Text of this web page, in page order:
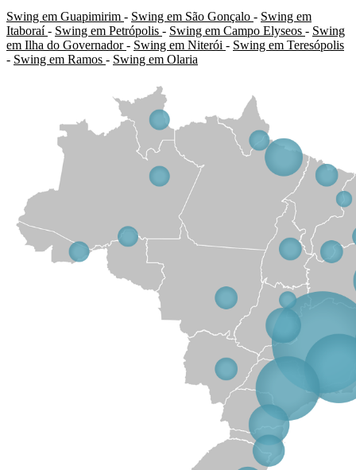
Swing em Guapimirim - Swing em São Gonçalo - Swing em
Itaboraí- Swing em Petrópolis - Swing em Campo Elyseos - Swing
em Ilha do Governador- Swing em Niterói - Swing em Teresópolis
- Swing em Ramos - Swing em Olaria